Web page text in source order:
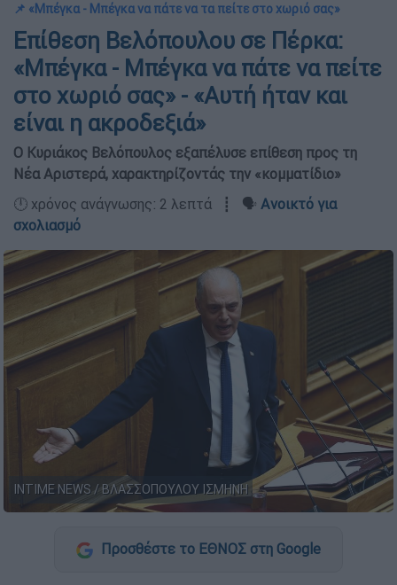
📌 «Μπέγκα - Μπέγκα να πάτε να τα πείτε στο χωριό σας»
Επίθεση Βελόπουλου σε Πέρκα:
«Μπέγκα - Μπέγκα να πάτε να πείτε
στο χωριό σας» - «Αυτή ήταν και
είναι η ακροδεξιά»
Ο Κυριάκος Βελόπουλος εξαπέλυσε επίθεση προς τη
Νέα Αριστερά, χαρακτηρίζοντάς την «κομματίδιο»
🕛 χρόνος ανάγνωσης: 2 λεπτά ┋ 🗣️ Ανοικτό για
σχολιασμό
INTIME NEWS / ΒΛΑΣΣΟΠΟΥΛΟΥ ΙΣΜΗΝΗ
Προσθέστε το ΕΘΝΟΣ στη Google